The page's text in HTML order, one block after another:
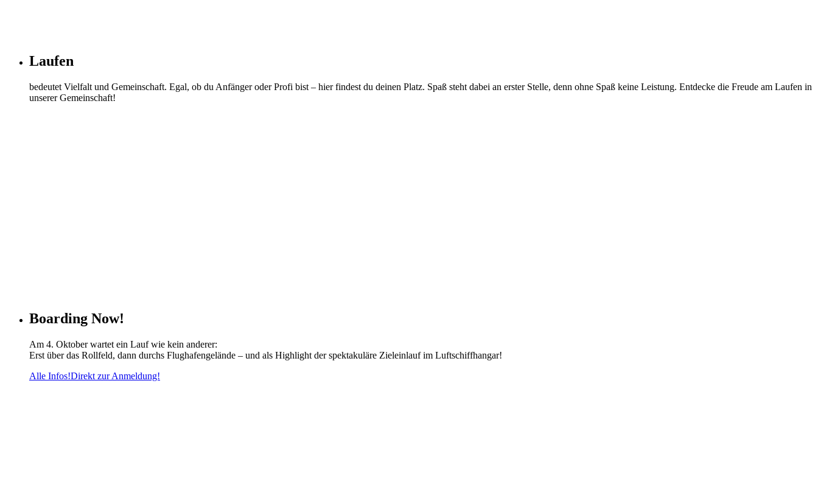
Laufen
bedeutet Vielfalt und Gemeinschaft. Egal, ob du Anfänger oder Profi bist – hier findest du deinen Platz. Spaß steht dabei an erster Stelle, denn ohne Spaß keine Leistung. Entdecke die Freude am Laufen in
unserer Gemeinschaft!
Boarding Now!
Am 4. Oktober wartet ein Lauf wie kein anderer:
Erst über das Rollfeld, dann durchs Flughafengelände – und als Highlight der spektakuläre Zieleinlauf im Luftschiffhangar!
Alle Infos!Direkt zur Anmeldung!